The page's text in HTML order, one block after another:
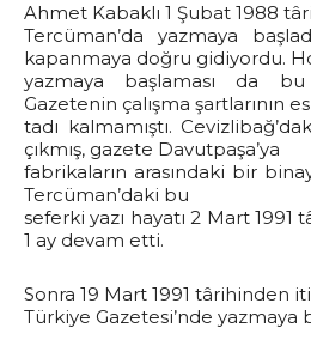
Ahmet Kabaklı 1 Şubat 1988
Tercüman’da yazmaya
kapanmaya doğru gidiyordu.
yazmaya başlaması da
Gazetenin çalışma şartlarının
tadı kalmamıştı.
çıkmış, gazete Davutpaşa’ya
fabrikaların arasındaki bir
Tercüman’daki bu
seferki yazı hayatı 2 Mart 1991
1 ay devam etti.
Sonra 19 Mart 1991 târihinden
Türkiye Gazetesi’nde yazmaya